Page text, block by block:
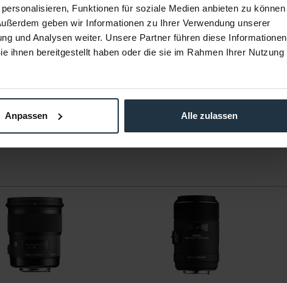
Funktionen für soziale Medien anbieten zu können
geben wir Informationen zu Ihrer Verwendung unserer
und Analysen weiter. Unsere Partner führen diese Informationen
ihnen bereitgestellt haben oder die sie im Rahmen Ihrer Nutzung
Anpassen Alle zulassen
9
1:5,6
85,4 x 123,9 mm (D x L)